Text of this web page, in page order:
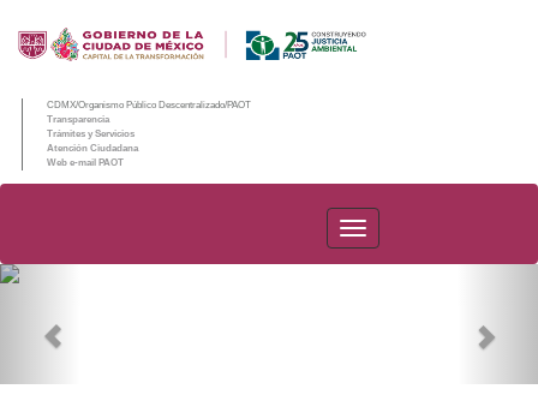
CDMX/Organismo Público Descentralizado/PAOT
Transparencia
Trámites y Servicios
Atención Ciudadana
Web e-mail PAOT
PAOT